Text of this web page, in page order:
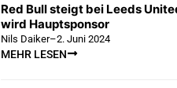
Red Bull steigt bei Leeds
wird Hauptsponsor
Nils Daiker–2. Juni 2024
MEHR LESEN